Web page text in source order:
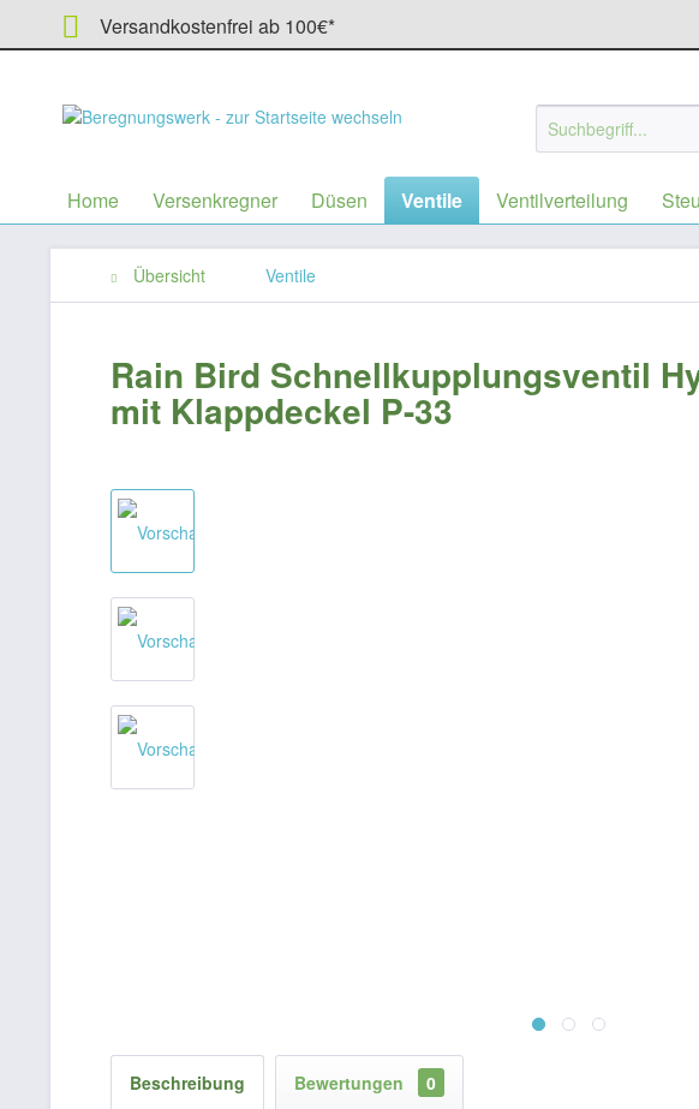
Versandkostenfrei ab 100€*
Home Versenkregner Düsen Ventile Ventilverteilung
Übersicht Ventile
Rain Bird Schnellkupplungsventil
mit Klappdeckel P-33
Beschreibung Bewertungen 0